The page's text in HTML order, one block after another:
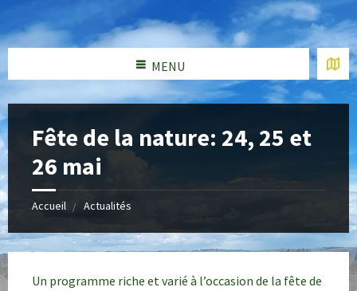
MENU
Fête de la nature: 24, 25 et
26 mai
Accueil Actualités
Un programme riche et varié à l’occasion de la fête de